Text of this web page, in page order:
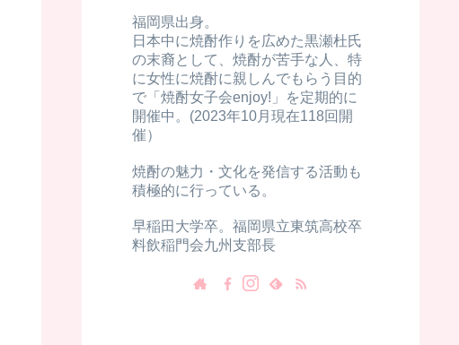
福岡県出身。
日本中に焼酎作りを広めた黒瀬杜氏
の末裔として、焼酎が苦手な人、特
に女性に焼酎に親しんでもらう目的
で「焼酎女子会enjoy!」を定期的に
開催中。(2023年10月現在118回開
催）
焼酎の魅力・文化を発信する活動も
積極的に行っている。
早稲田大学卒。福岡県立東筑高校卒
料飲稲門会九州支部長